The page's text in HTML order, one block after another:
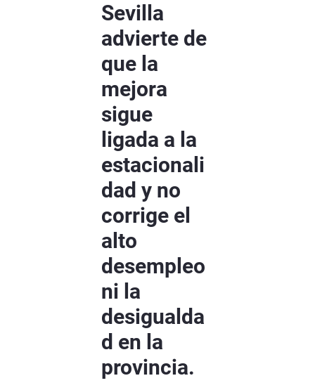
Sevilla
advierte de
que la
mejora
sigue
ligada a la
estacionali
dad y no
corrige el
alto
desempleo
ni la
desigualda
d en la
provincia.